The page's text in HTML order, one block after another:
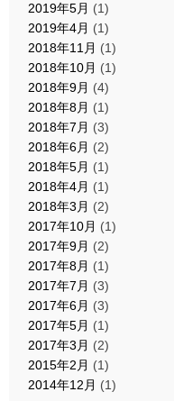
2019年5月 (1)
2019年4月 (1)
2018年11月 (1)
2018年10月 (1)
2018年9月 (4)
2018年8月 (1)
2018年7月 (3)
2018年6月 (2)
2018年5月 (1)
2018年4月 (1)
2018年3月 (2)
2017年10月 (1)
2017年9月 (2)
2017年8月 (1)
2017年7月 (3)
2017年6月 (3)
2017年5月 (1)
2017年3月 (2)
2015年2月 (1)
2014年12月 (1)